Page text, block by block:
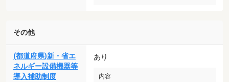
その他
(都道府県)新・省エ
ネルギー設備機器等
導入補助制度
あり
内容